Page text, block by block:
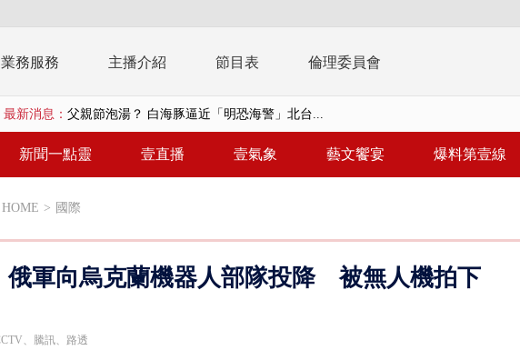
業務服務 主播介紹 節目表 倫理委員會
最新消息： 父親節泡湯？ 白海豚逼近「明恐海警」北台...
EZ WAY個資爭議 連戰媳婦轟財政部不負責任
貨車鬼切釀禍 砂石車為閃避悚撞4車釀3傷
新聞一點靈 壹直播 壹氣象 藝文饗宴 爆料第壹線
HOME > 國際
俄軍向烏克蘭機器人部隊投降 被無人機拍下
、騰訊、路透